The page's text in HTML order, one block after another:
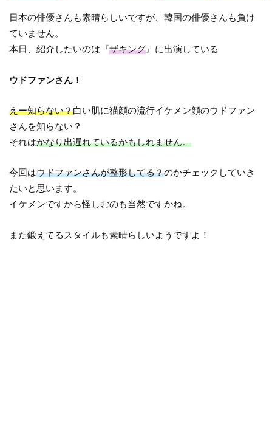
日本の俳優さんも素晴らしいですが、韓国の俳優さんも負け
ていません。
本日、紹介したいのは『ザキング 』に出演している
ウドファンさん！
えー知らない？白い肌に猫顔の流行イケメン顔のウドファン
さんを知らない？
それはかなり出遅れているかもしれません。
今回はウドファンさんが整形してる？のかチェックしていき
たいと思います。
イケメンですから怪しむのも当然ですかね。
また鍛えてるスタイルも素晴らしいようですよ！